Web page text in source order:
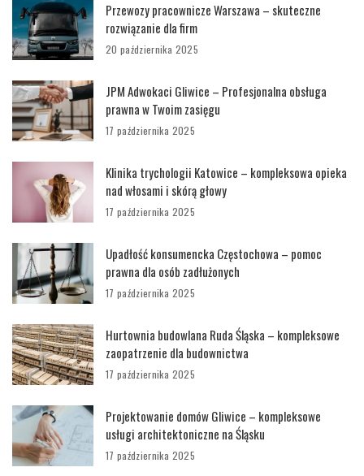
Przewozy pracownicze Warszawa – skuteczne
rozwiązanie dla firm
20 października 2025
JPM Adwokaci Gliwice – Profesjonalna obsługa
prawna w Twoim zasięgu
17 października 2025
Klinika trychologii Katowice – kompleksowa opieka
nad włosami i skórą głowy
17 października 2025
Upadłość konsumencka Częstochowa – pomoc
prawna dla osób zadłużonych
17 października 2025
Hurtownia budowlana Ruda Śląska – kompleksowe
zaopatrzenie dla budownictwa
17 października 2025
Projektowanie domów Gliwice – kompleksowe
usługi architektoniczne na Śląsku
17 października 2025